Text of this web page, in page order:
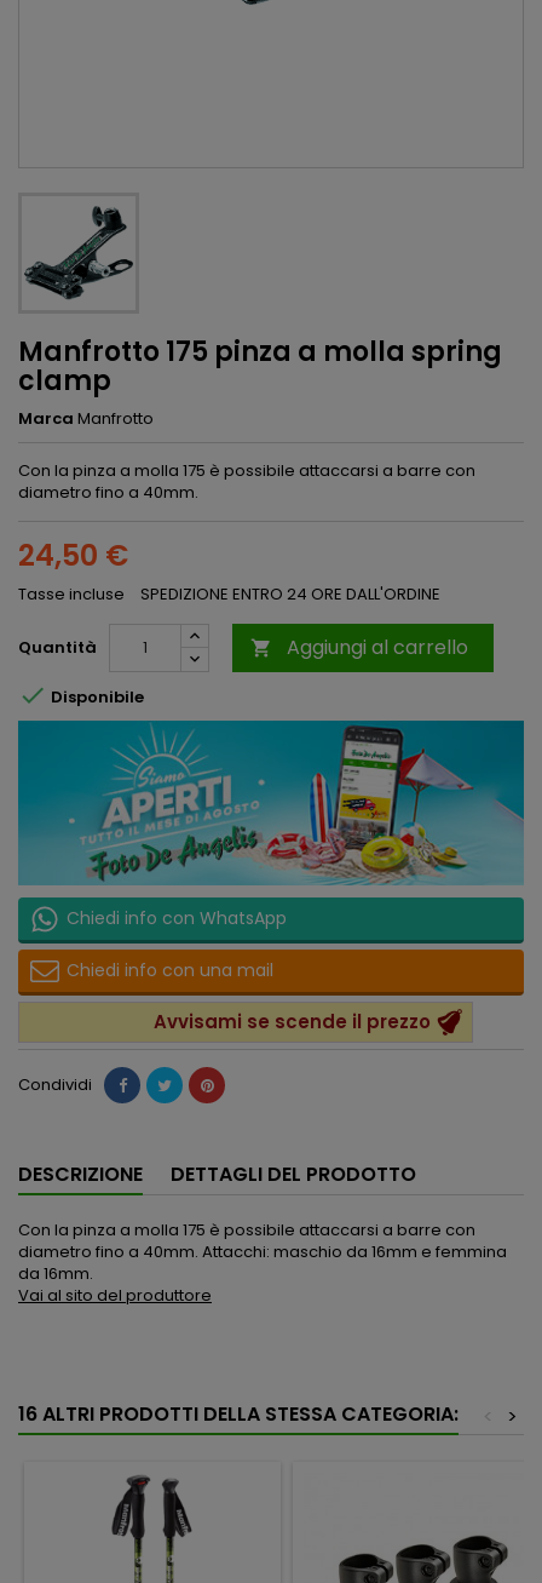
Manfrotto 175 pinza a molla spring
clamp
Marca Manfrotto
Con la pinza a molla 175 è possibile attaccarsi a barre con
diametro fino a 40mm.
24,50 €
Tasse incluse SPEDIZIONE ENTRO 24 ORE DALL'ORDINE
Quantità  Aggiungi al carrello
 Disponibile
Chiedi info con WhatsApp
Chiedi info con una mail
Avvisami se scende il prezzo
Condividi
DESCRIZIONE DETTAGLI DEL PRODOTTO
Con la pinza a molla 175 è possibile attaccarsi a barre con
diametro fino a 40mm. Attacchi: maschio da 16mm e femmina
da 16mm.
Vai al sito del produttore
16 ALTRI PRODOTTI DELLA STESSA CATEGORIA: >
<